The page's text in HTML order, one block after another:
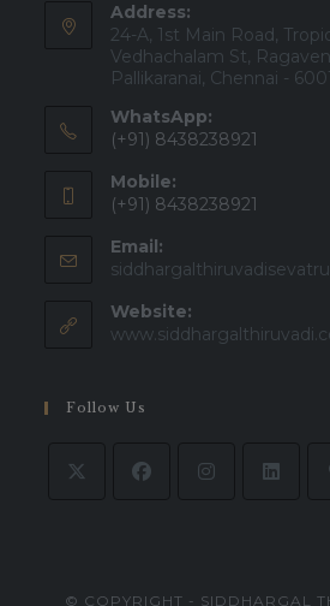
Address:
24-A, 1st Main Road,
Vedhachalam St,
Pallikaranai, Chennai -
WhatsApp:
(+91) 8438238921
Mobile:
(+91) 8438238921
Email:
Website:
Follow Us
© COPYRIGHT - SIDDHARGAL